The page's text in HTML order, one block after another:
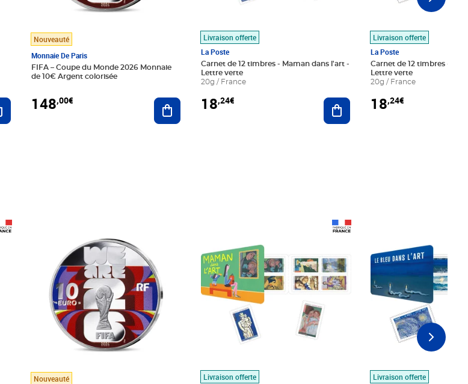
Ajouter au panier
Nouveauté
Monnaie De Paris
FIFA – Coupe du Monde 2026 Monnaie
de 10€ Argent colorisée
148,00€ Ajouter au panier
Livraison offerte
La Poste
Carnet de 12 timbres - Maman dans l'art -
Lettre verte
20g / France
18,24€ Ajouter au panier
Livraison offerte
La Poste
Carnet de 12 timbres - Le
Lettre verte
20g / France
18,24€
Nouveauté
Livraison offerte
Livraison offerte